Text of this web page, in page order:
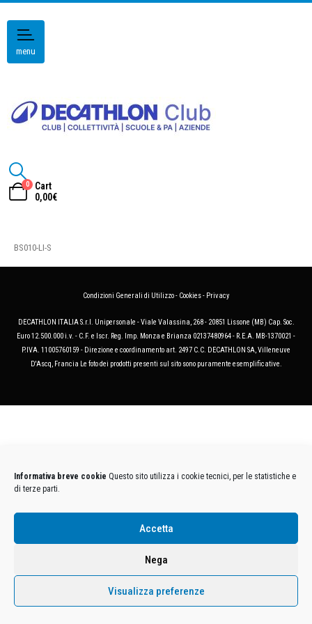
Informativa breve cookie Questo sito utilizza i cookie tecnici, per le statistiche e
di terze parti.
Accetta
Nega
Visualizza preferenze
menu
0
Cart
0,00€
BS010-LI-S
Condizioni Generali di Utilizzo- Cookies- Privacy
DECATHLON ITALIA S.r.l. Unipersonale - Viale Valassina, 268 - 20851 Lissone (MB) Cap. Soc.
Euro 12.500.000 i.v. - C.F. e Iscr. Reg. Imp. Monza e Brianza 02137480964 - R.E.A. MB-1370021 -
P.IVA. 11005760159 - Direzione e coordinamento art. 2497 C.C. DECATHLON SA, Villeneuve
D'Ascq, Francia Le foto dei prodotti presenti sul sito sono puramente esemplificative.